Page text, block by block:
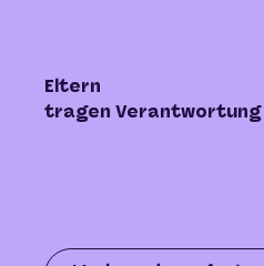
Eltern
tragen Verantwortung